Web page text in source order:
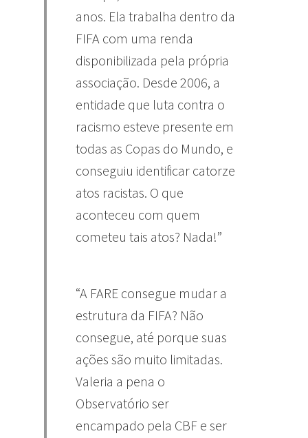
anos. Ela trabalha dentro da
FIFA com uma renda
disponibilizada pela própria
associação. Desde 2006, a
entidade que luta contra o
racismo esteve presente em
todas as Copas do Mundo, e
conseguiu identificar catorze
atos racistas. O que
aconteceu com quem
cometeu tais atos? Nada!”
“A FARE consegue mudar a
estrutura da FIFA? Não
consegue, até porque suas
ações são muito limitadas.
Valeria a pena o
Observatório ser
encampado pela CBF e ser